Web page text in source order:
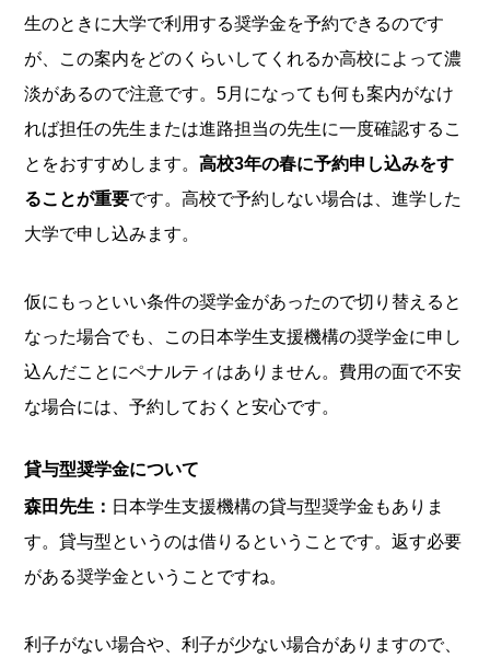
生のときに大学で利用する奨学金を予約できるのです
が、この案内をどのくらいしてくれるか高校によって濃
淡があるので注意です。5月になっても何も案内がなけ
れば担任の先生または進路担当の先生に一度確認するこ
とをおすすめします。高校3年の春に予約申し込みをす
ることが重要です。高校で予約しない場合は、進学した
大学で申し込みます。
仮にもっといい条件の奨学金があったので切り替えると
なった場合でも、この日本学生支援機構の奨学金に申し
込んだことにペナルティはありません。費用の面で不安
な場合には、予約しておくと安心です。
貸与型奨学金について
森田先生： 日本学生支援機構の貸与型奨学金もありま
す。貸与型というのは借りるということです。返す必要
がある奨学金ということですね。
利子がない場合や、利子が少ない場合がありますので、